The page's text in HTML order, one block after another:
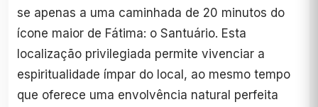
se apenas a uma caminhada de 20 minutos do
ícone maior de Fátima: o Santuário. Esta
localização privilegiada permite vivenciar a
espiritualidade ímpar do local, ao mesmo tempo
que oferece uma envolvência natural perfeita